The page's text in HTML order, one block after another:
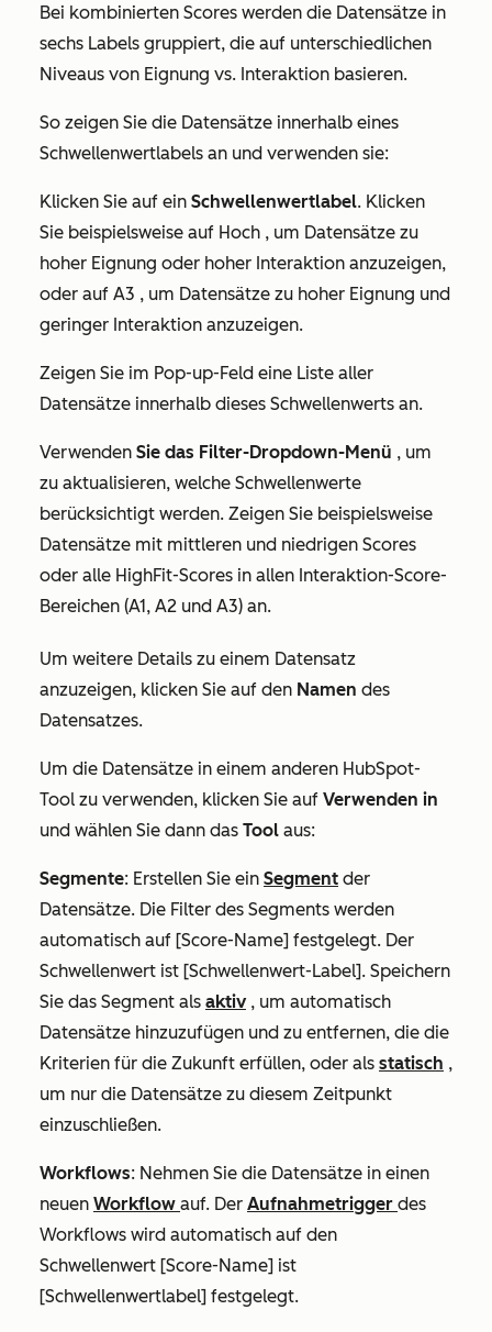
Bei kombinierten Scores werden die Datensätze in
sechs Labels gruppiert, die auf unterschiedlichen
Niveaus von Eignung vs. Interaktion basieren.
So zeigen Sie die Datensätze innerhalb eines
Schwellenwertlabels an und verwenden sie:
Klicken Sie auf ein Schwellenwertlabel. Klicken
Sie beispielsweise auf Hoch , um Datensätze zu
hoher Eignung oder hoher Interaktion anzuzeigen,
oder auf A3 , um Datensätze zu hoher Eignung und
geringer Interaktion anzuzeigen.
Zeigen Sie im Pop-up-Feld eine Liste aller
Datensätze innerhalb dieses Schwellenwerts an.
Verwenden Sie das Filter-Dropdown-Menü , um
zu aktualisieren, welche Schwellenwerte
berücksichtigt werden. Zeigen Sie beispielsweise
Datensätze mit mittleren und niedrigen Scores
oder alle HighFit-Scores in allen Interaktion-Score-
Bereichen (A1, A2 und A3) an.
Um weitere Details zu einem Datensatz
anzuzeigen, klicken Sie auf den Namen des
Datensatzes.
Um die Datensätze in einem anderen HubSpot-
Tool zu verwenden, klicken Sie auf Verwenden in
und wählen Sie dann das Tool aus:
Segmente: Erstellen Sie ein Segment der
Datensätze. Die Filter des Segments werden
automatisch auf [Score-Name] festgelegt. Der
Schwellenwert ist [Schwellenwert-Label]. Speichern
Sie das Segment als aktiv, um automatisch
Datensätze hinzuzufügen und zu entfernen, die die
Kriterien für die Zukunft erfüllen, oder als statisch ,
um nur die Datensätze zu diesem Zeitpunkt
einzuschließen.
Workflows: Nehmen Sie die Datensätze in einen
neuen Workflow auf. Der Aufnahmetrigger des
Workflows wird automatisch auf den
Schwellenwert [Score-Name] ist
[Schwellenwertlabel] festgelegt.